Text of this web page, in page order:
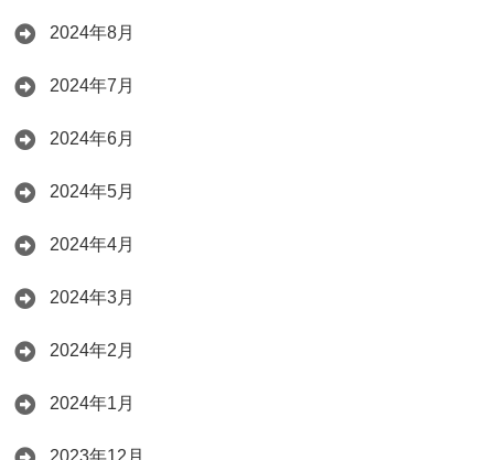
2024年8月
2024年7月
2024年6月
2024年5月
2024年4月
2024年3月
2024年2月
2024年1月
2023年12月